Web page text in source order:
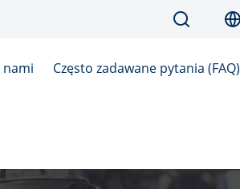
Search
nami Często zadawane pytania (FAQ)